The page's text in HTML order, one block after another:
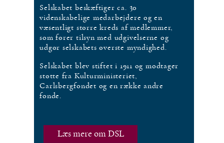
Selskabet beskæftiger ca. 30
videnskabelige medarbejdere og en
væsentligt større kreds af medlemmer,
som fører tilsyn med udgivelserne og
udgør selskabets øverste myndighed.
Selskabet blev stiftet i 1911 og modtager
støtte fra Kulturministeriet,
Carlsbergfondet og en række andre
fonde.
Læs mere om DSL